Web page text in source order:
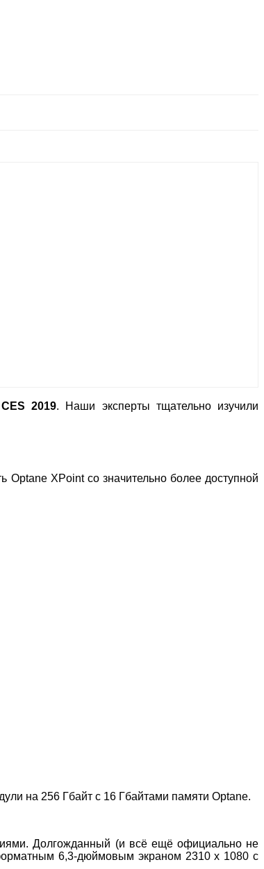
CES 2019. Наши эксперты тщательно изучили
XPoint со значительно более доступной
на 256 Гбайт с 16 Гбайтами памяти Optane.
Долгожданный (и всё ещё официально не
6,3-дюймовым экраном 2310 х 1080 с